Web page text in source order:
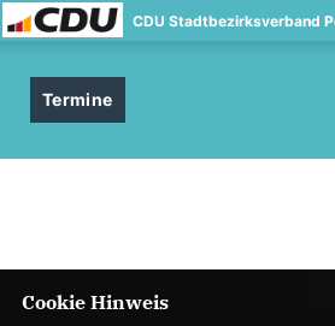
CDU Stadtbezirksverband
Termine
Cookie Hinweis